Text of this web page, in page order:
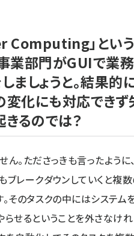
Computing」とい
業部門がGUIで業
ましょうと。結果的
変化にも対応できず
るのでは？
。たださっきも言ったよう
レークダウンしていくと複
そのタスクの中にはシステム
せるということを外さなけ